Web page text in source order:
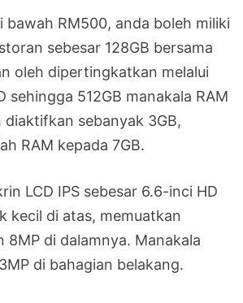
bawah RM500, anda boleh miliki
sebesar 128GB bersama
oleh dipertingkatkan melalui
sehingga 512GB manakala RAM
diaktifkan sebanyak 3GB,
RAM kepada 7GB.
LCD IPS sebesar 6.6-inci HD
kecil di atas, memuatkan
8MP di dalamnya. Manakala
di bahagian belakang.